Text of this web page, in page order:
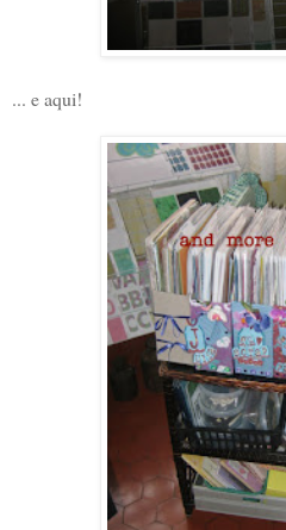
... e aqui!